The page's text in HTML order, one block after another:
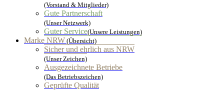
(Vorstand & Mitglieder)
Gute Partnerschaft
(Unser Netzwerk)
Guter Service(Unsere Leistungen)
Marke NRW (Übersicht)
Sicher und ehrlich aus NRW
(Unser Zeichen)
Ausgezeichnete Betriebe
(Das Betriebszeichen)
Geprüfte Qualität